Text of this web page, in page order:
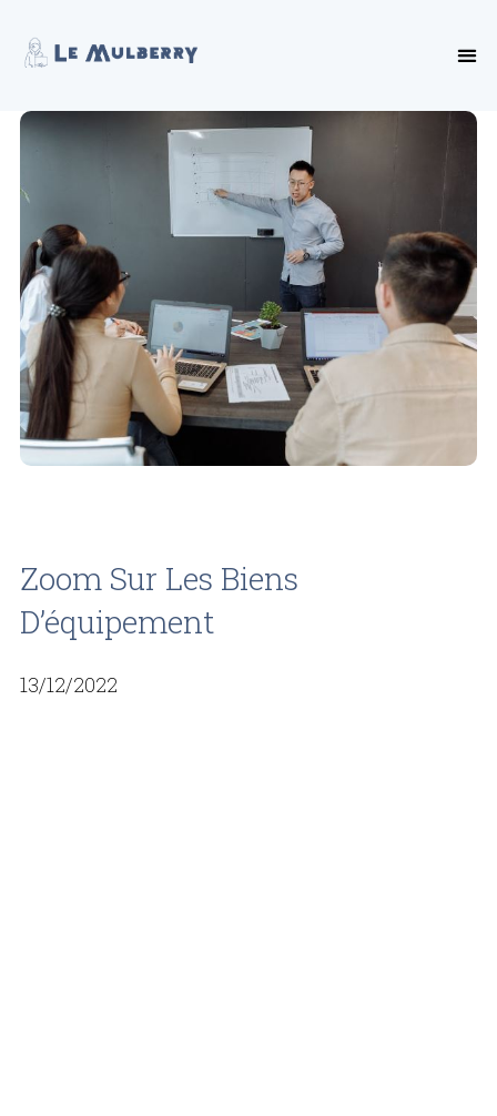
Zoom Sur Les Biens
D’équipement
13/12/2022